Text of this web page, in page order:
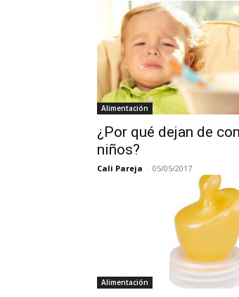
Alimentación
¿Por qué dejan de
niños?
Cali Pareja - 05/05/2017
Alimentación